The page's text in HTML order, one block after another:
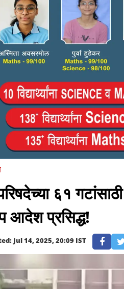
६१
आदेश प्रसिद्ध!
Jul 14, 2025, 20:09 IST